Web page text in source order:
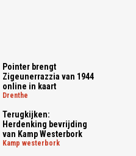
Pointer brengt
Zigeunerrazzia van 1944
online in kaart
drenthe
Terugkijken:
Herdenking bevrijding
van Kamp Westerbork
kamp westerbork